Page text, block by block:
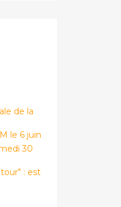
de la
le 6 juin
30
: est